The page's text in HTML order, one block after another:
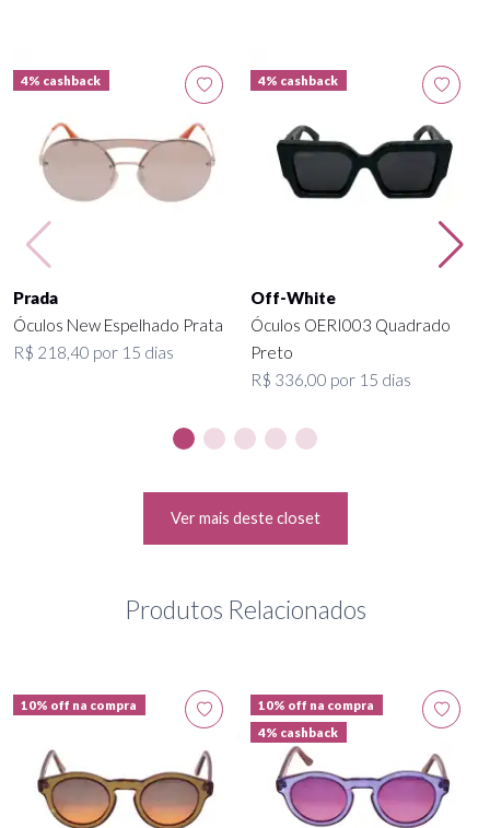
4% cashback
Prada
Óculos New Espelhado Prata
R$ 218,40 por 15 dias
4% cashback
Off-White
Óculos OERI003 Quadrado
Preto
R$ 336,00 por 15 dias
Ver mais deste closet
Produtos Relacionados
10% off na compra
10% off na compra
4% cashback